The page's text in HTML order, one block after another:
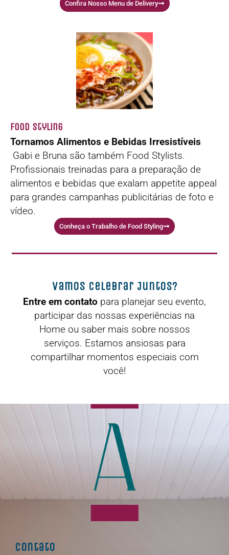
Confira Nosso Menu de Delivery
Food Styling
Tornamos Alimentos e Bebidas Irresistíveis
Gabi e Bruna são também Food Stylists.
Profissionais treinadas para a preparação de
alimentos e bebidas que exalam appetite appeal
para grandes campanhas publicitárias de foto e
vídeo.
Conheça o Trabalho de Food Styling
Vamos Celebrar Juntos?
Entre em contato para planejar seu evento,
participar das nossas experiências na
Home ou saber mais sobre nossos
serviços. Estamos ansiosas para
compartilhar momentos especiais com
você!
Contato